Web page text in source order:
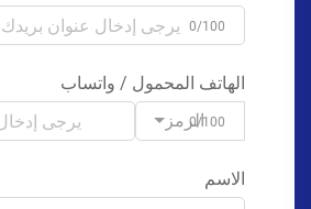
0/100
الهاتف المحمول / واتساب
الرمز0/100
الاسم